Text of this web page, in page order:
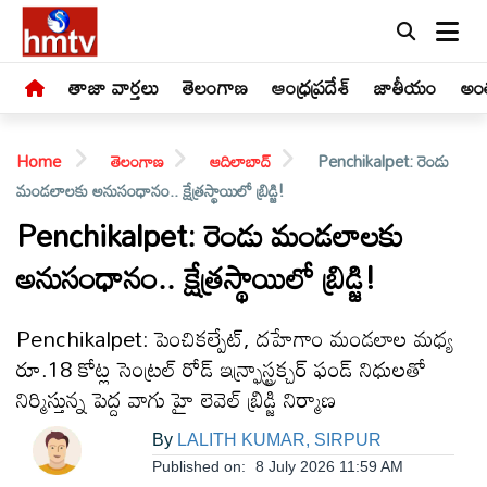
తాజా వార్తలు తెలంగాణ ఆంధ్రప్రదేశ్ జాతీయం
LIVE
వార్తలు
తెలంగాణ
Home తెలంగాణ ఆదిలాబాద్
Penchikalpet: రెండు
మండలాలకు అనుసంధానం.. క్షేత్రస్థాయిలో బ్రిడ్జి!
Penchikalpet: రెండు మండలాలకు
అనుసంధానం.. క్షేత్రస్థాయిలో బ్రిడ్జి!
Penchikalpet: పెంచికల్పేట్, దహేగాం మండలాల మధ్య
రూ.18 కోట్ల సెంట్రల్ రోడ్ ఇన్ఫ్రాస్ట్రక్చర్ ఫండ్ నిధులతో
నిర్మిస్తున్న పెద్ద వాగు హై లెవెల్ బ్రిడ్జి నిర్మాణ
By LALITH KUMAR, SIRPUR
Published on: 8 July 2026 11:59 AM